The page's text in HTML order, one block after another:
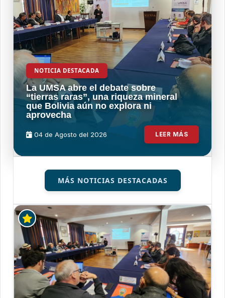
NOTICIA DESTACADA
La UMSA abre el debate sobre
“tierras raras”, una riqueza mineral
que Bolivia aún no explora ni
aprovecha
04 de Agosto del 2026 LEER MÁS
MÁS NOTICIAS DESTACADAS